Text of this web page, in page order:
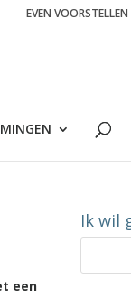
EVEN VOORSTELLEN
een
Ik wil